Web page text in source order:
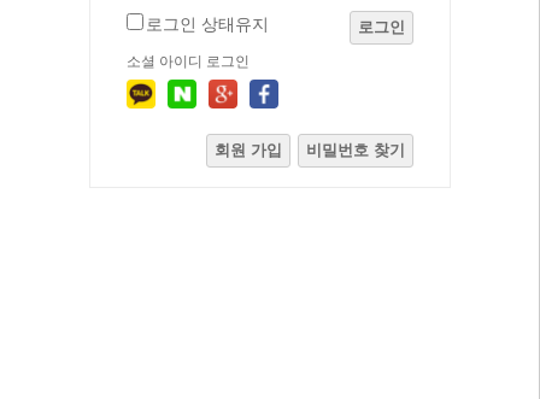
로그인 상태유지 로그인
소셜 아이디 로그인
회원 가입 비밀번호 찾기